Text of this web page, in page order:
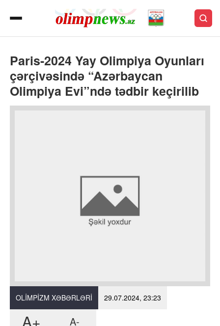
Paris-2024 Yay Olimpiya Oyunları
çərçivəsində “Azərbaycan
Olimpiya Evi”ndə tədbir keçirilib
OLIMPIZM XƏBƏRLƏRI 29.07.2024, 23:23
A+ A-